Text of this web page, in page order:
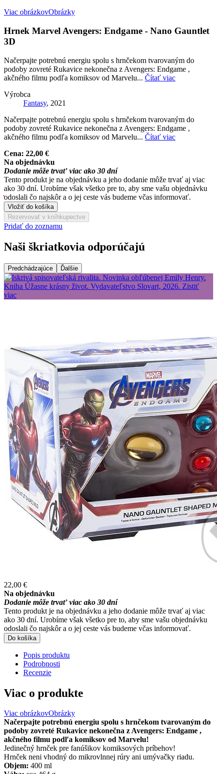
Viac obrázkovObrázky
Hrnek Marvel Avengers: Endgame - Nano Gauntlet
3D
Načerpajte potrebnú energiu spolu s hrnčekom tvarovaným do
podoby zovreté Rukavice nekonečna z Avengers: Endgame ,
akčného filmu podľa komiksov od Marvelu... Čítať viac
Výrobca
Fantasy, 2021
Načerpajte potrebnú energiu spolu s hrnčekom tvarovaným do
podoby zovreté Rukavice nekonečna z Avengers: Endgame ,
akčného filmu podľa komiksov od Marvelu... Čítať viac
Cena: 22,00 €
Na objednávku
Dodanie môže trvať viac ako 30 dní
Tento produkt je na objednávku a jeho dodanie môže trvať aj viac
ako 30 dní. Urobíme však všetko pre to, aby sme vašu objednávku
odoslali čo najskôr a o jej ceste vás budeme včas informovať.
Vložiť do košíka
Rezervovať v kníhkupectve
Pridať do zoznamu
Naši škriatkovia odporúčajú
Predchádzajúce Ďalšie
22,00 €
Na objednávku
Dodanie môže trvať viac ako 30 dní
Tento produkt je na objednávku a jeho dodanie môže trvať aj viac
ako 30 dní. Urobíme však všetko pre to, aby sme vašu objednávku
odoslali čo najskôr a o jej ceste vás budeme včas informovať.
Do košíka
Popis produktu
Podrobnosti
Recenzie
Viac o produkte
Viac obrázkovObrázky
Načerpajte potrebnú energiu spolu s hrnčekom tvarovaným do
podoby zovreté Rukavice nekonečna z Avengers: Endgame ,
akčného filmu podľa komiksov od Marvelu!
Jedinečný hrnček pre fanúšikov komiksových príbehov!
Hrnček neni vhodný do mikrovlnnej rúry ani umývačky riadu.
Objem: 400 ml